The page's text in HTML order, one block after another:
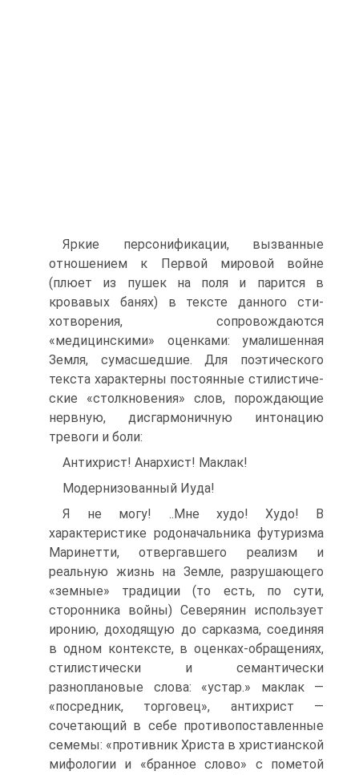
Яркие персонификации, вызванные
отношением к Первой мировой вой­не
(плюет из пушек на поля и парится в
кровавых банях) в тексте данного сти­
хотворения, сопровождаются
«медицинскими» оценками: умалишенная
Земля, сумасшедшие. Для поэтического
текста характерны постоянные стилистиче­
ские «столкновения» слов, порождающие
нервную, дисгармоничную интона­цию
тревоги и боли:
Антихрист! Анархист! Маклак!
Модернизованный Иуда!
Я не могу! ..Мне худо! Худо! В
характеристике родоначальника футуризма
Маринетти, отвергавшего реализм и
реальную жизнь на Земле, разрушающего
«земные» традиции (то есть, по сути,
сторонника войны) Северянин использует
иронию, доходящую до сарказма, соединяя
в одном контексте, в оценках-обращениях,
стилистически и семантически
разноплановые слова: «устар.» маклак —
«посредник, торговец», антихрист —
сочетающий в себе противопоставленные
семемы: «противник Христа в христианской
мифологии и «бранное слово» с пометой